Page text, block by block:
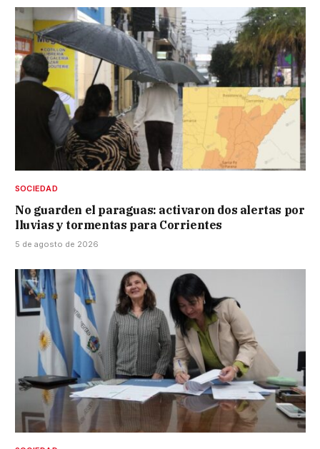
SOCIEDAD
No guarden el paraguas: activaron dos alertas por
lluvias y tormentas para Corrientes
5 de agosto de 2026